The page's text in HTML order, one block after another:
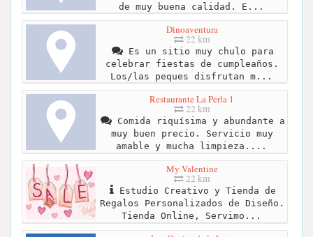
de muy buena calidad. E...
Dinoaventura
22 km
Es un sitio muy chulo para
celebrar fiestas de cumpleaños.
Los/las peques disfrutan m...
Restaurante La Perla 1
22 km
Comida riquísima y abundante a
muy buen precio. Servicio muy
amable y mucha limpieza....
My Valentine
22 km
Estudio Creativo y Tienda de
Regalos Personalizados de Diseño.
Tienda Online, Servimo...